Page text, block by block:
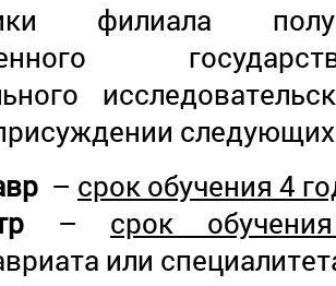
филиала
– срок обучения 4
– срок
или